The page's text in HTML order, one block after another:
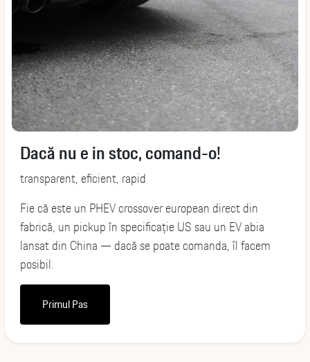
Dacă nu e in stoc, comand-o!
transparent, eficient, rapid
Fie că este un PHEV crossover european direct din
fabrică, un pickup în specificație US sau un EV abia
lansat din China — dacă se poate comanda, îl facem
posibil.
Primul Pas